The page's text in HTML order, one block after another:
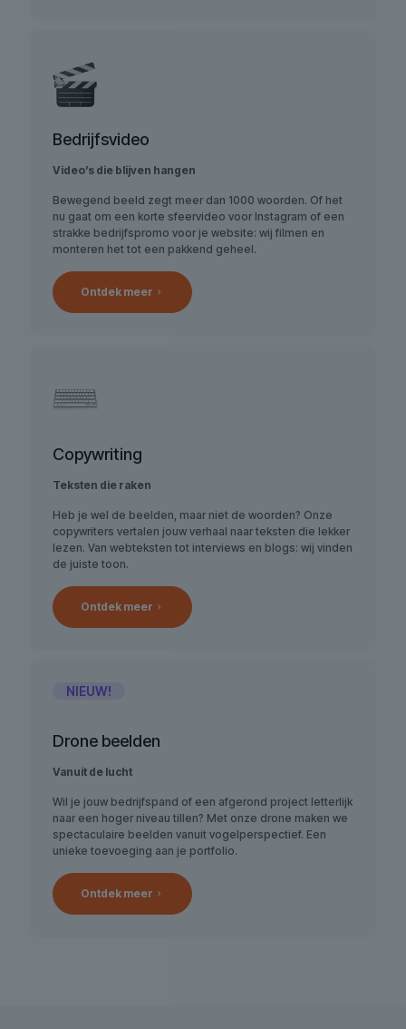
Bedrijfsvideo
Video’s die blijven hangen
Bewegend beeld zegt meer dan 1000 woorden. Of het
nu gaat om een korte sfeervideo voor Instagram of een
strakke bedrijfspromo voor je website: wij filmen en
monteren het tot een pakkend geheel.
Ontdek meer
Copywriting
Teksten die raken
Heb je wel de beelden, maar niet de woorden? Onze
copywriters vertalen jouw verhaal naar teksten die lekker
lezen. Van webteksten tot interviews en blogs: wij vinden
de juiste toon.
Ontdek meer
NIEUW!
Drone beelden
Vanuit de lucht
Wil je jouw bedrijfspand of een afgerond project letterlijk
naar een hoger niveau tillen? Met onze drone maken we
spectaculaire beelden vanuit vogelperspectief. Een
unieke toevoeging aan je portfolio.
Ontdek meer